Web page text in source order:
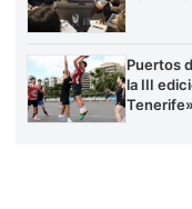
Puertos
la III
Tenerife»